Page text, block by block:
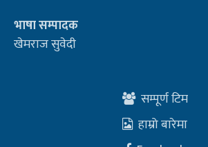
भाषा सम्पादक
खेमराज सुवेदी
सम्पूर्ण टिम
हाम्रो बारेमा